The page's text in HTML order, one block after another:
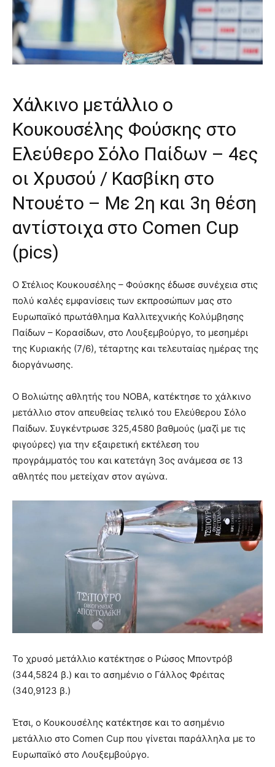
Χάλκινο μετάλλιο ο
Κουκουσέλης Φούσκης στο
Ελεύθερο Σόλο Παίδων – 4ες
οι Χρυσού / Κασβίκη στο
Ντουέτο – Με 2η και 3η θέση
αντίστοιχα στο Comen Cup
(pics)
Ο Στέλιος Κουκουσέλης – Φούσκης έδωσε συνέχεια στις
πολύ καλές εμφανίσεις των εκπροσώπων μας στο
Ευρωπαϊκό πρωτάθλημα Καλλιτεχνικής Κολύμβησης
Παίδων – Κορασίδων, στο Λουξεμβούργο, το μεσημέρι
της Κυριακής (7/6), τέταρτης και τελευταίας ημέρας της
διοργάνωσης.
Ο Βολιώτης αθλητής του ΝΟΒΑ, κατέκτησε το χάλκινο
μετάλλιο στον απευθείας τελικό του Ελεύθερου Σόλο
Παίδων. Συγκέντρωσε 325,4580 βαθμούς (μαζί με τις
φιγούρες) για την εξαιρετική εκτέλεση του
προγράμματός του και κατετάγη 3ος ανάμεσα σε 13
αθλητές που μετείχαν στον αγώνα.
Το χρυσό μετάλλιο κατέκτησε ο Ρώσος Μποντρόβ
(344,5824 β.) και το ασημένιο ο Γάλλος Φρέιτας
(340,9123 β.)
Έτσι, ο Κουκουσέλης κατέκτησε και το ασημένιο
μετάλλιο στο Comen Cup που γίνεται παράλληλα με το
Ευρωπαϊκό στο Λουξεμβούργο.